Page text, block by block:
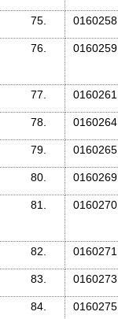
75. 0160258
76. 0160259
77. 0160261
78. 0160264
79. 0160265
80. 0160269
81. 0160270
82. 0160271
83. 0160273
84. 0160275